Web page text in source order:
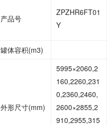
产品号
ZPZHR6FT01
Y
罐体容积(m3)
外形尺寸(mm)
5995×2060,2
160,2260,231
0,2360,2460,
2600×2855,2
910,2955,315